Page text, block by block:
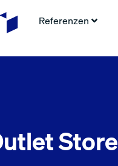
Referenzen
Store